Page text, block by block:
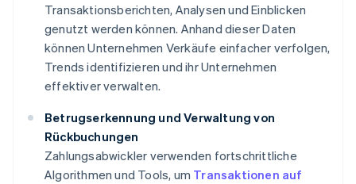
Transaktionsberichten, Analysen und Einblicken
genutzt werden können. Anhand dieser Daten
können Unternehmen Verkäufe einfacher verfolgen,
Trends identifizieren und ihr Unternehmen
effektiver verwalten.
Betrugserkennung und Verwaltung von
Rückbuchungen
Zahlungsabwickler verwenden fortschrittliche
Algorithmen und Tools, um Transaktionen auf